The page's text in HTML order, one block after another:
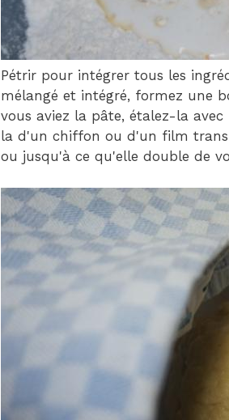
Pétrir pour intégrer tous les
mélangé et intégré, formez une
vous aviez la pâte, étalez-la
la d'un chiffon ou d'un film
ou jusqu'à ce qu'elle double de